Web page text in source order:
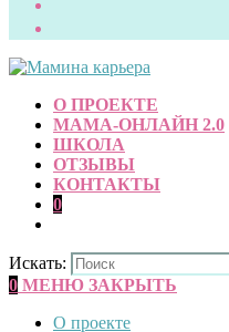
О ПРОЕКТЕ
МАМА-ОНЛАЙН 2.0
ШКОЛА
ОТЗЫВЫ
КОНТАКТЫ
0
Искать:
0 МЕНЮ ЗАКРЫТЬ
О проекте